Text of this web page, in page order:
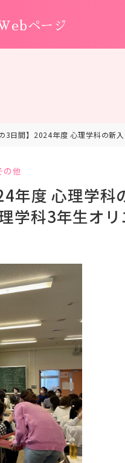
ページ
3日間】2024年度 心理学科の新
の他
年度 心理学科
学科3年生オ